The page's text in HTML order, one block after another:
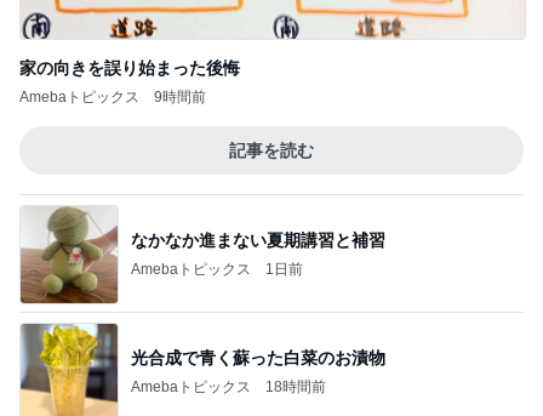
記事を読む
Amebaトピックス 1日前
光合成で青く蘇った白菜のお漬物
Amebaトピックス 18時間前
夫からリクエストのあったハンバーグ
Amebaトピックス 1日前